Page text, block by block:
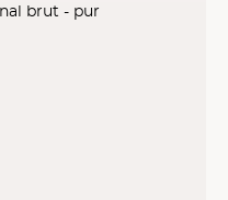
brut - pur